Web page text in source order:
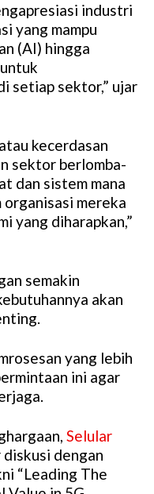
industri
yang mampu
(AI) hingga
setiap sektor,” ujar
kecerdasan
sektor berlomba-
dan sistem mana
mereka
yang diharapkan,”
semakin
akan
yang lebih
ini agar
Selular
dengan
“Leading The